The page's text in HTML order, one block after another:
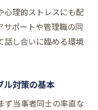
仲裁手順の工夫
の仲裁事例を紹介
担う際の注意点
の基本事項
当事者を尊重する
心理的ストレスにも配
サポートや管理職の同
話し合いに臨める環境
ル対策の基本
ず当事者同士の率直な